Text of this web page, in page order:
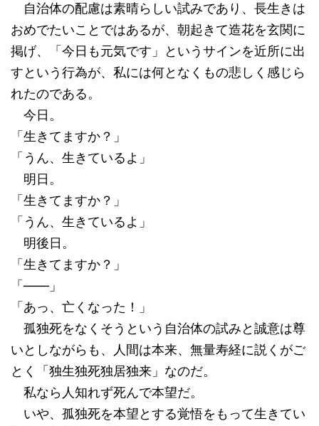
自治体の配慮は素晴らしい試みであり、長生きは
おめでたいことではあるが、朝起きて造花を玄関に
掲げ、「今日も元気です」というサインを近所に出
すという行為が、私には何となくもの悲しく感じら
れたのである。
今日。
「生きてますか？」
「うん、生きているよ」
明日。
「生きてますか？」
「うん、生きているよ」
明後日。
「生きてますか？」
「――」
「あっ、亡くなった！」
孤独死をなくそうという自治体の試みと誠意は尊
いとしながらも、人間は本来、無量寿経に説くがご
とく「独生独死独居独来」なのだ。
私なら人知れず死んで本望だ。
いや、孤独死を本望とする覚悟をもって生きてい